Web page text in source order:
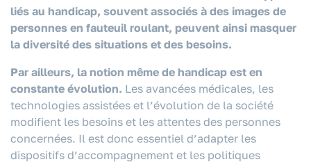
liés au handicap, souvent associés à des images de
personnes en fauteuil roulant, peuvent ainsi masquer
la diversité des situations et des besoins.
Par ailleurs, la notion même de handicap est en
constante évolution. Les avancées médicales, les
technologies assistées et l’évolution de la société
modifient les besoins et les attentes des personnes
concernées. Il est donc essentiel d’adapter les
dispositifs d’accompagnement et les politiques